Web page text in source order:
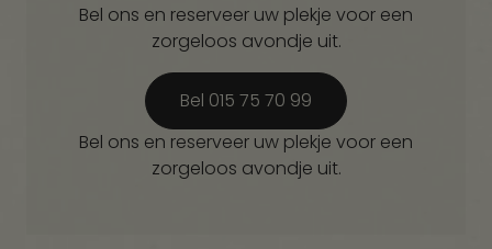
Absoluut een
Bel ons en reserveer uw plekje voor een
zorgeloos avondje uit.
Bel 015 75 70 99
Bel ons en reserveer uw plekje voor een
zorgeloos avondje uit.